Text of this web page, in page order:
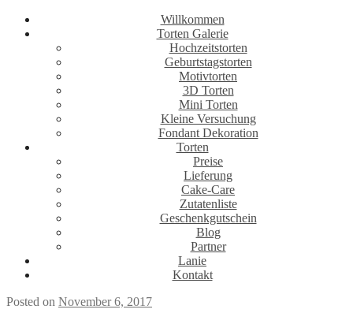
Willkommen
Torten Galerie
Hochzeitstorten
Geburtstagstorten
Motivtorten
3D Torten
Mini Torten
Kleine Versuchung
Fondant Dekoration
Torten
Preise
Lieferung
Cake-Care
Zutatenliste
Geschenkgutschein
Blog
Partner
Lanie
Kontakt
Posted on November 6, 2017